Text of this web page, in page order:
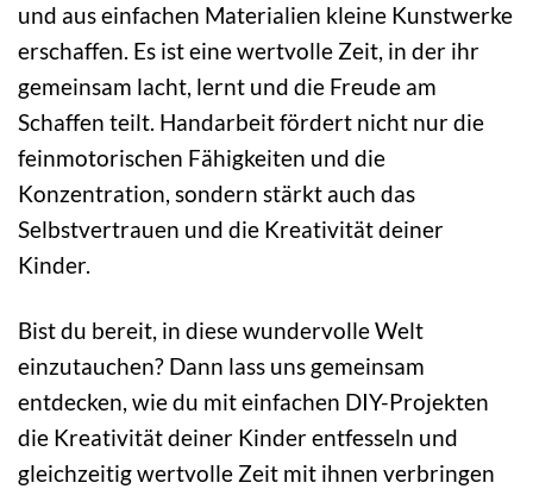
und aus einfachen Materialien kleine Kunstwerke
erschaffen. Es ist eine wertvolle Zeit, in der ihr
gemeinsam lacht, lernt und die Freude am
Schaffen teilt. Handarbeit fördert nicht nur die
feinmotorischen Fähigkeiten und die
Konzentration, sondern stärkt auch das
Selbstvertrauen und die Kreativität deiner
Kinder.
Bist du bereit, in diese wundervolle Welt
einzutauchen? Dann lass uns gemeinsam
entdecken, wie du mit einfachen DIY-Projekten
die Kreativität deiner Kinder entfesseln und
gleichzeitig wertvolle Zeit mit ihnen verbringen